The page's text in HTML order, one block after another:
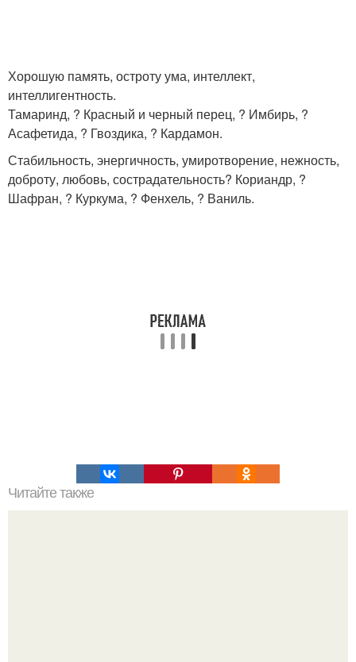
Хорошую память, остроту ума, интеллект,
интеллигентность.
Тамаринд, ? Красный и черный перец, ? Имбирь, ?
Асафетида, ? Гвоздика, ? Кардамон.
Стабильность, энергичность, умиротворение, нежность,
доброту, любовь, сострадательность? Кориандр, ?
Шафран, ? Куркума, ? Фенхель, ? Ваниль.
Читайте также